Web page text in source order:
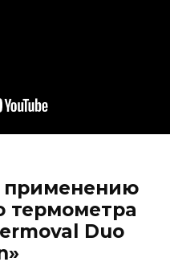
применению
термометра
Duo